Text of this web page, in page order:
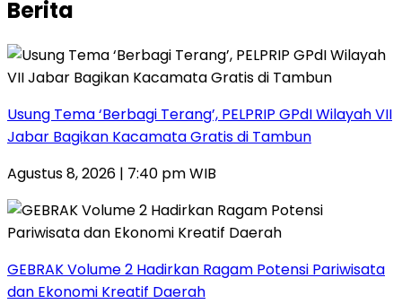
Berita
‎Usung Tema ‘Berbagi Terang’, PELPRIP GPdI Wilayah VII
Jabar Bagikan Kacamata Gratis di Tambun
Agustus 8, 2026 | 7:40 pm WIB
GEBRAK Volume 2 Hadirkan Ragam Potensi Pariwisata
dan Ekonomi Kreatif Daerah